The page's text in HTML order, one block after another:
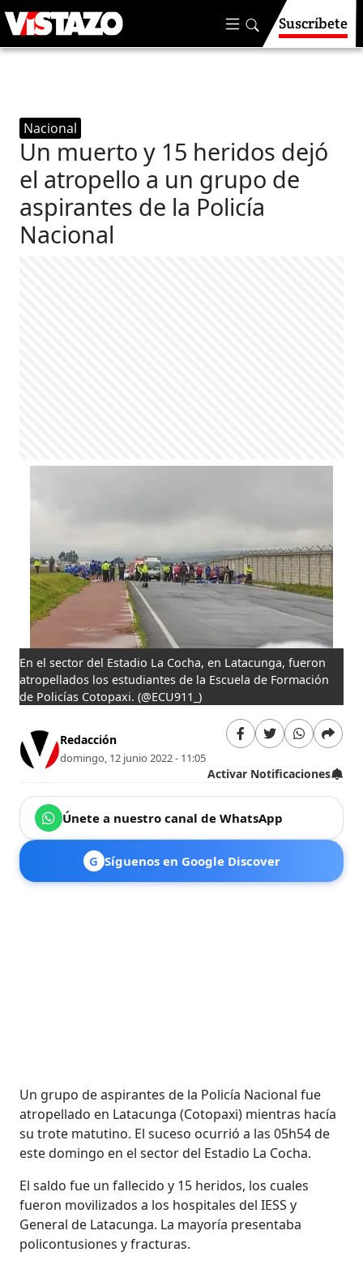
Suscríbete
Nacional
Un muerto y 15 heridos dejó
el atropello a un grupo de
aspirantes de la Policía
Nacional
En el sector del Estadio La Cocha, en Latacunga, fueron
atropellados los estudiantes de la Escuela de Formación
de Policías Cotopaxi. (@ECU911_)
Redacción
domingo, 12 junio 2022 - 11:05
Activar Notificaciones
Únete a nuestro canal de WhatsApp
G Síguenos en Google Discover
Un grupo de aspirantes de la Policía Nacional fue
atropellado en Latacunga (Cotopaxi) mientras hacía
su trote matutino. El suceso ocurrió a las 05h54 de
este domingo en el sector del Estadio La Cocha.
El saldo fue un fallecido y 15 heridos, los cuales
fueron movilizados a los hospitales del IESS y
General de Latacunga. La mayoría presentaba
policontusiones y fracturas.